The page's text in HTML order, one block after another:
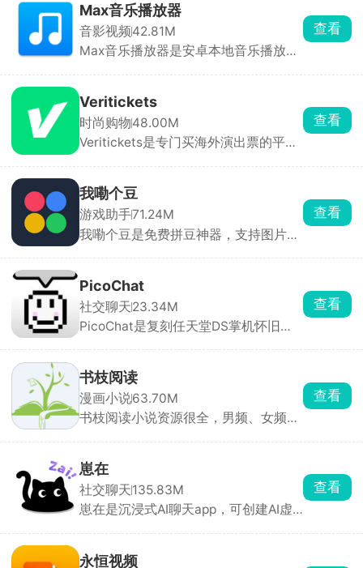
Max音乐播放器
音影视频42.81M
Max音乐播放器是安卓本地音乐播放
强、音质好。界面干净，无开屏、弹窗
与信息流广告，听歌无干扰。
查看
Veritickets
时尚购物48.00M
Veritickets是专门买海外演出票的平
方便。承诺假票 / 无法入场全额退款 +
赔票价，电子票直接存在APP里，现场
扫码进。适合经常看港澳台、日韩、欧
美演唱会，怕买到假票、嫌官方难抢的
查看
我嘞个豆
游戏助手71.24M
我嘞个豆是免费拼豆神器，支持图片AI
度、局部放大，大幅降低拼豆难度。可
手绘像素画、自动统计豆子用量、管理
库存。带灵感社区可浏览分享作品，是
拼豆爱好者必备工具。
查看
PicoChat
社交聊天23.34M
PicoChat是复刻任天堂DS掌机怀旧聊
emoji，能手写、涂鸦、插表情，还能
撤销、存收藏，和原版 PictoChat 一模
一样。
查看
书枝阅读
漫画小说63.70M
书枝阅读小说资源很全，男频、女频、
载和免费听书，还有书友社区，能一起
聊剧情、分享好书，适合喜欢看小说的
人。
查看
崽在
社交聊天135.83M
崽在是沉浸式AI聊天app，可创建AI虚
结局。不满意就能随时调整，从人设到
查看
永恒视频